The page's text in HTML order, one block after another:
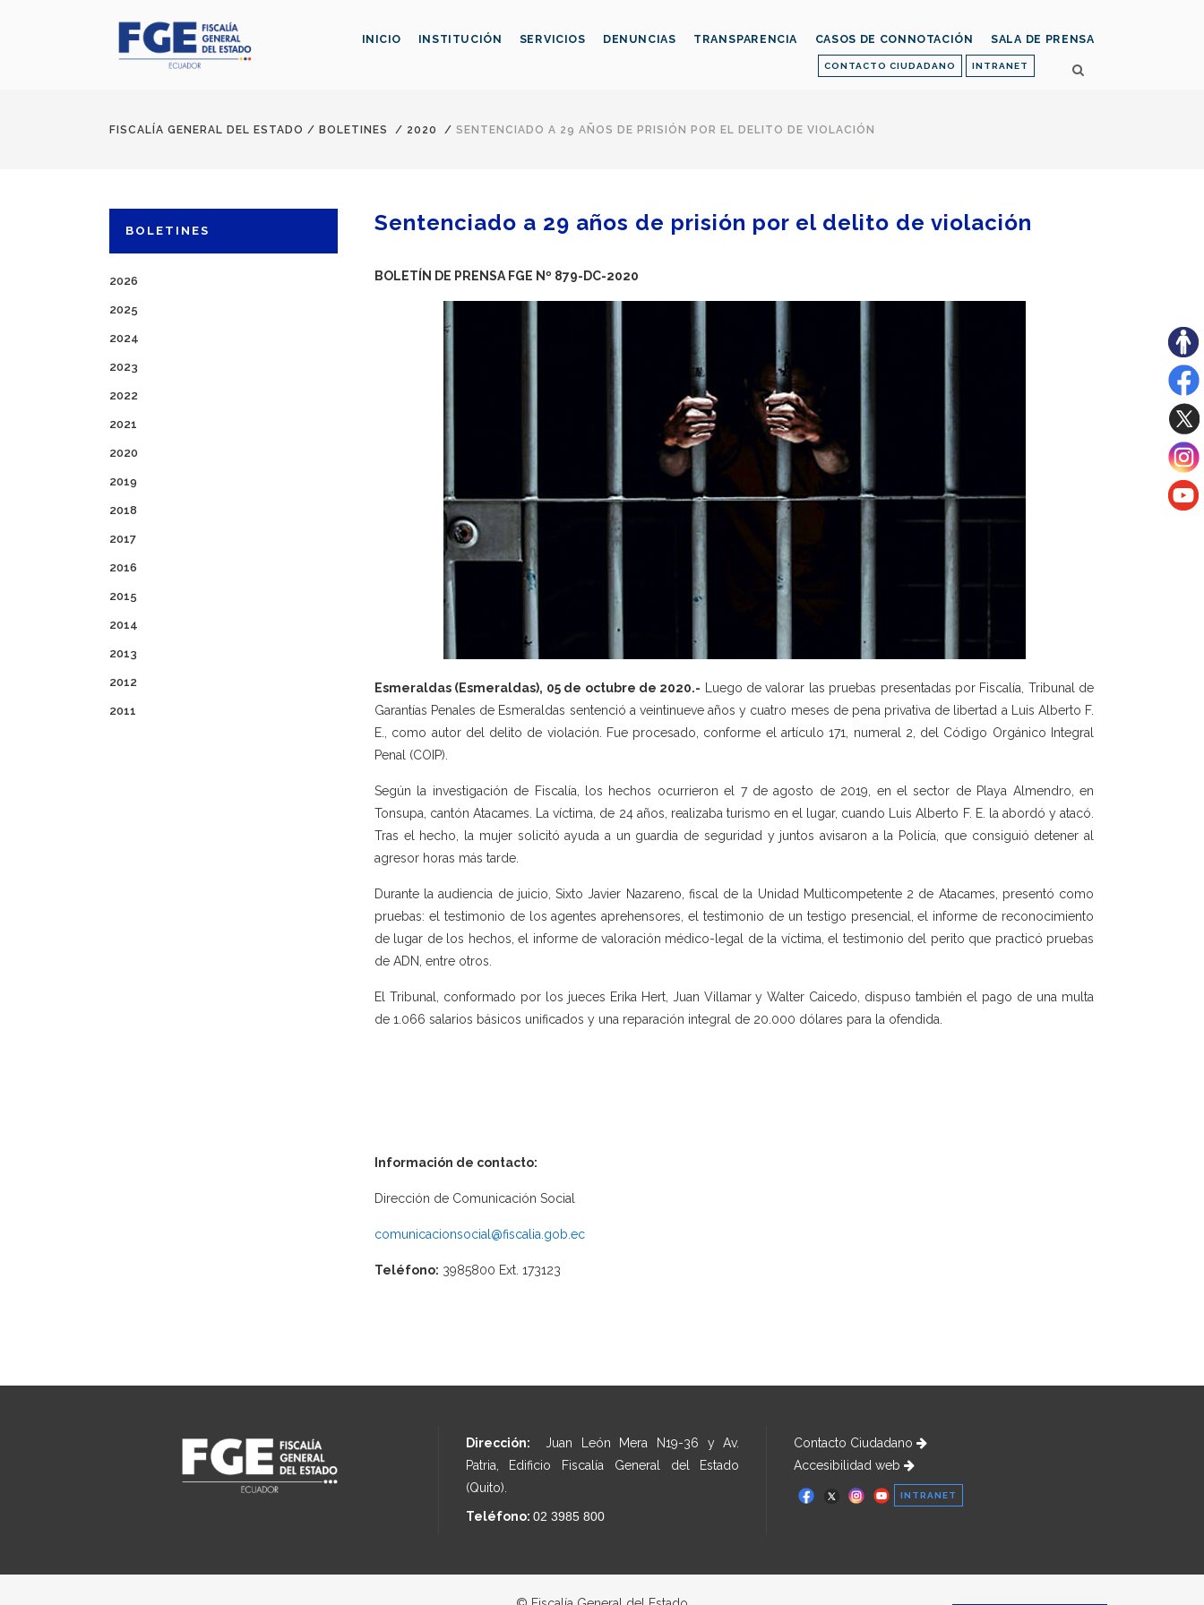
CONTACTO CIUDADANO INTRANET
INICIO INSTITUCIÓN SERVICIOS DENUNCIAS TRANSPARENCIA CASOS DE CONNOTACIÓN SALA DE PRENSA
FISCALÍA GENERAL DEL ESTADO / BOLETINES / 2020 / SENTENCIADO A 29 AÑOS DE PRISIÓN POR EL DELITO DE VIOLACIÓN
BOLETINES
2026
2025
2024
2023
2022
2021
2020
2019
2018
2017
2016
2015
2014
2013
2012
2011
Sentenciado a 29 años de prisión por el delito de violación
BOLETÍN DE PRENSA FGE Nº 879-DC-2020
Esmeraldas (Esmeraldas), 05 de octubre de 2020.- Luego de valorar las pruebas presentadas por Fiscalía, Tribunal de
Garantías Penales de Esmeraldas sentenció a veintinueve años y cuatro meses de pena privativa de libertad a Luis Alberto F.
E., como autor del delito de violación. Fue procesado, conforme el artículo 171, numeral 2, del Código Orgánico Integral
Penal (COIP).
Según la investigación de Fiscalía, los hechos ocurrieron el 7 de agosto de 2019, en el sector de Playa Almendro, en
Tonsupa, cantón Atacames. La víctima, de 24 años, realizaba turismo en el lugar, cuando Luis Alberto F. E. la abordó y atacó.
Tras el hecho, la mujer solicitó ayuda a un guardia de seguridad y juntos avisaron a la Policía, que consiguió detener al
agresor horas más tarde.
Durante la audiencia de juicio, Sixto Javier Nazareno, fiscal de la Unidad Multicompetente 2 de Atacames, presentó como
pruebas: el testimonio de los agentes aprehensores, el testimonio de un testigo presencial, el informe de reconocimiento
de lugar de los hechos, el informe de valoración médico-legal de la víctima, el testimonio del perito que practicó pruebas
de ADN, entre otros.
El Tribunal, conformado por los jueces Erika Hert, Juan Villamar y Walter Caicedo, dispuso también el pago de una multa
de 1.066 salarios básicos unificados y una reparación integral de 20.000 dólares para la ofendida.
Información de contacto:
Dirección de Comunicación Social
comunicacionsocial@fiscalia.gob.ec
Teléfono: 3985800 Ext. 173123
Dirección: Juan León Mera N19-36 y Av.
Patria, Edificio Fiscalía General del Estado
(Quito).
Teléfono: 02 3985 800
Contacto Ciudadano
Accesibilidad web
INTRANET